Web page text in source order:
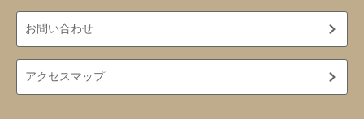
お問い合わせ
アクセスマップ